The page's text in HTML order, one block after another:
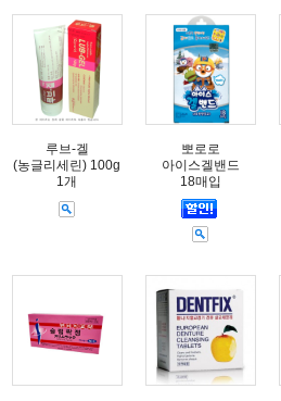
루브-겔
(농글리세린) 100g
1개
뽀로로
아이스겔밴드
18매입